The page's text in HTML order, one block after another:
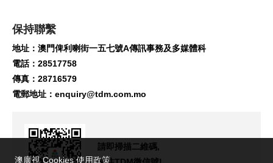
保持聯繫
地址：澳門俾利喇街一五七號A傳訊事務及多媒體科
電話：28517758
傳真：28716579
電郵地址： enquiry@tdm.com.mo
請即掃描二維碼,
澳廣視 Cookies 使用政策